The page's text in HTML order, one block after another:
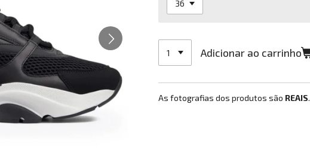
Adicionar ao carrinho
As fotografias dos produtos são REAIS.